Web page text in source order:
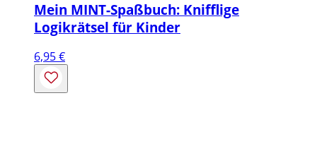
Mein MINT-Spaßbuch: Knifflige
Logikrätsel für Kinder
6,95€